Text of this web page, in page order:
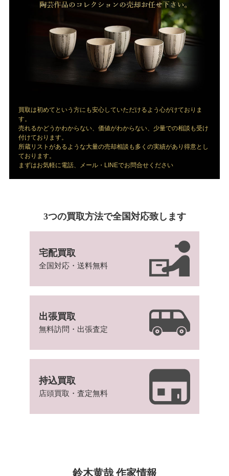
買取は初めてという方にも安心していただけるよう心がけておりま
す。
売れるかどうかわからない、価値がわからない、少量での相談も受け
付けております。
所蔵リストがあるような大量の売却相談も多くの実績があり得意とし
ております。
まずはお気軽に電話、メール・LINEでお問合せください
3つの買取方法で全国対応致します
宅配買取
全国対応・送料無料
出張買取
無料訪問・出張査定
持込買取
店頭買取・査定無料
鈴木黄哉 作家情報